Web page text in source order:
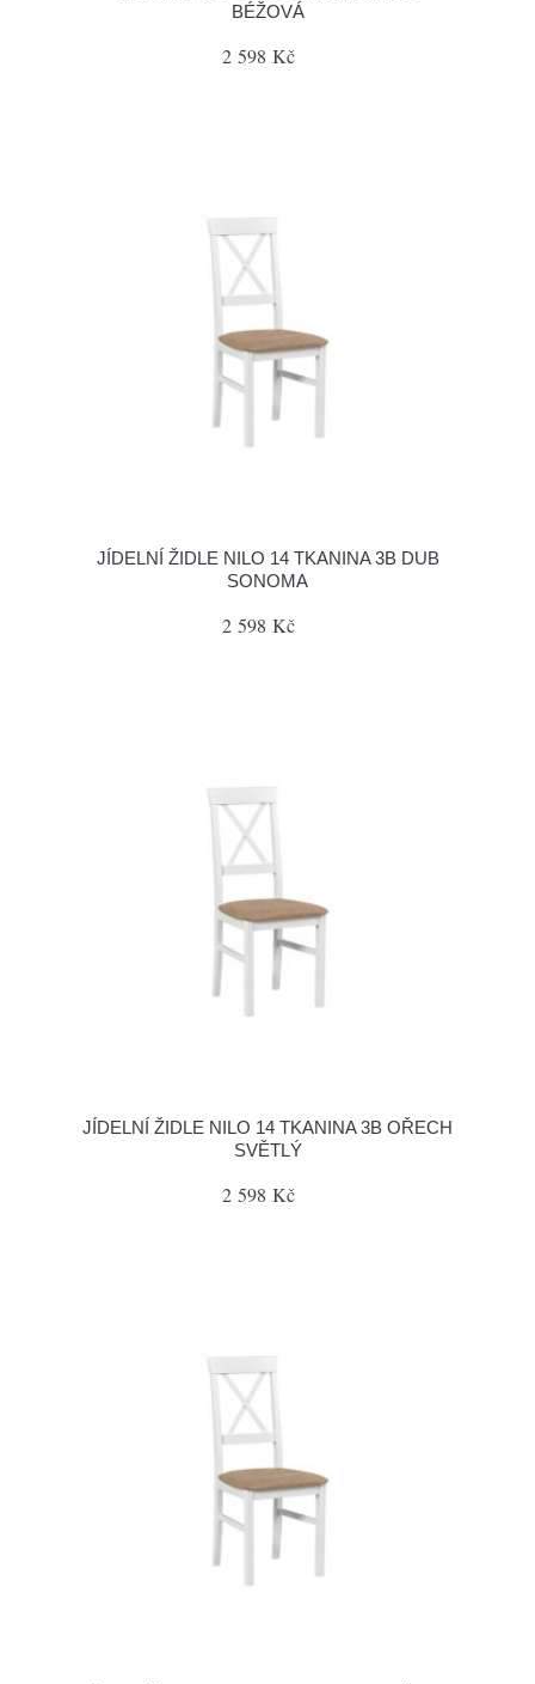
BÉŽOVÁ
2 598 Kč
JÍDELNÍ ŽIDLE NILO 14 TKANINA 3B DUB
SONOMA
2 598 Kč
JÍDELNÍ ŽIDLE NILO 14 TKANINA 3B OŘECH
SVĚTLÝ
2 598 Kč